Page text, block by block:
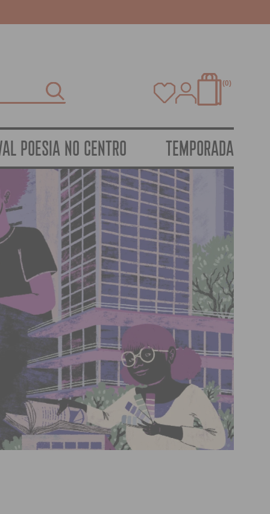
0
POESIA NO CENTRO TEMPORADA